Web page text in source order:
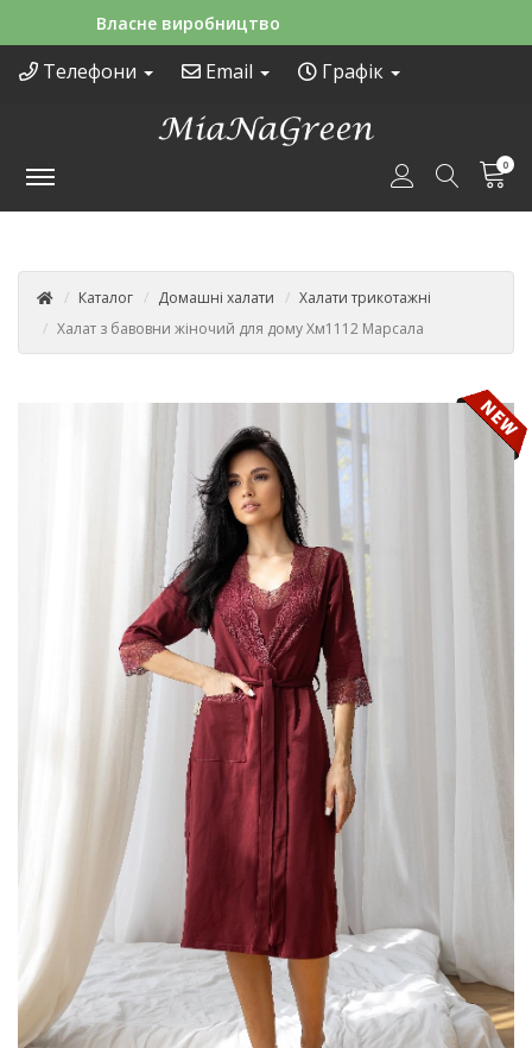
Зручні способи оплати
Телефони Email Графік
0
Каталог Домашні халати
Халати трикотажні
Халат з бавовни жіночий для дому Хм1112 Марсала